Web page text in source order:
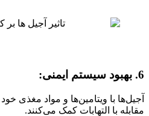
6. بهبود سیستم ایمنی:
آجیل‌ها با ویتامین‌ها و مواد مغذی
مقابله با التهابات کمک می‌کنند.